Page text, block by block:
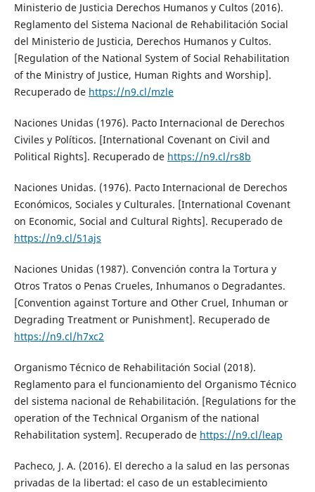
Ministerio de Justicia Derechos Humanos y Cultos (2016).
Reglamento del Sistema Nacional de Rehabilitación Social
del Ministerio de Justicia, Derechos Humanos y Cultos.
[Regulation of the National System of Social Rehabilitation
of the Ministry of Justice, Human Rights and Worship].
Recuperado de https://n9.cl/mzle
Naciones Unidas (1976). Pacto Internacional de Derechos
Civiles y Políticos. [International Covenant on Civil and
Political Rights]. Recuperado de https://n9.cl/rs8b
Naciones Unidas. (1976). Pacto Internacional de Derechos
Económicos, Sociales y Culturales. [International Covenant
on Economic, Social and Cultural Rights]. Recuperado de
https://n9.cl/51ajs
Naciones Unidas (1987). Convención contra la Tortura y
Otros Tratos o Penas Crueles, Inhumanos o Degradantes.
[Convention against Torture and Other Cruel, Inhuman or
Degrading Treatment or Punishment]. Recuperado de
https://n9.cl/h7xc2
Organismo Técnico de Rehabilitación Social (2018).
Reglamento para el funcionamiento del Organismo Técnico
del sistema nacional de Rehabilitación. [Regulations for the
operation of the Technical Organism of the national
Rehabilitation system]. Recuperado de https://n9.cl/leap
Pacheco, J. A. (2016). El derecho a la salud en las personas
privadas de la libertad: el caso de un establecimiento